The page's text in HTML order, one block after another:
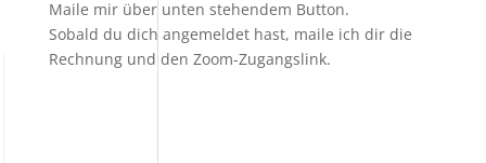
Maile mir über unten stehendem Button.
Sobald du dich angemeldet hast, maile ich dir die
Rechnung und den Zoom-Zugangslink.